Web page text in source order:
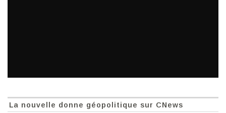
La nouvelle donne géopolitique sur CNews